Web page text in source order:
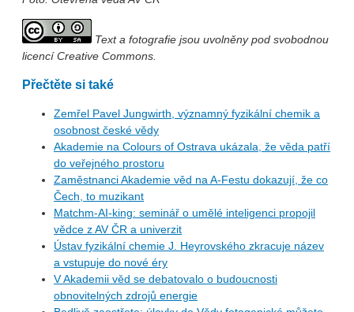
Text a fotografie jsou uvolněny pod svobodnou
licencí Creative Commons.
Přečtěte si také
Zemřel Pavel Jungwirth, významný fyzikální chemik a
osobnost české vědy
Akademie na Colours of Ostrava ukázala, že věda patří
do veřejného prostoru
Zaměstnanci Akademie věd na A-Festu dokazují, že co
Čech, to muzikant
Matchm-AI-king: seminář o umělé inteligenci propojil
vědce z AV ČR a univerzit
Ústav fyzikální chemie J. Heyrovského zkracuje název
a vstupuje do nové éry
V Akademii věd se debatovalo o budoucnosti
obnovitelných zdrojů energie